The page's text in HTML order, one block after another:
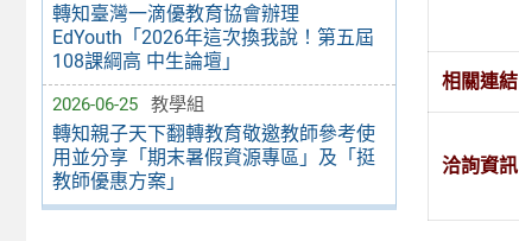
轉知臺灣一滴優教育協會辦理
EdYouth「2026年這次換我說！第五屆
108課綱高 中生論壇」
2026-06-25 教學組
轉知親子天下翻轉教育敬邀教師參考使
用並分享「期末暑假資源專區」及「挺
教師優惠方案」
相關連結
洽詢資訊